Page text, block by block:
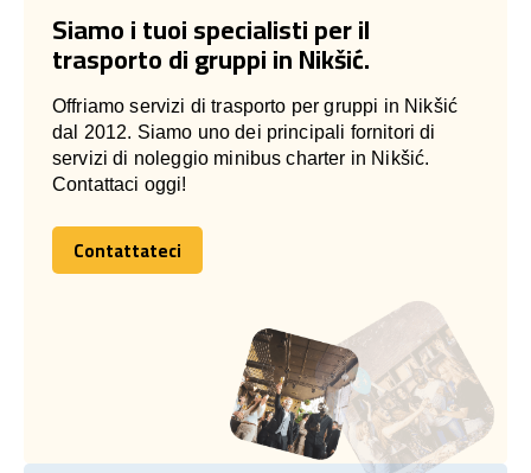
Siamo i tuoi specialisti per il
trasporto di gruppi in Nikšić.
Offriamo servizi di trasporto per gruppi in Nikšić
dal 2012. Siamo uno dei principali fornitori di
servizi di noleggio minibus charter in Nikšić.
Contattaci oggi!
Contattateci
Contattateci